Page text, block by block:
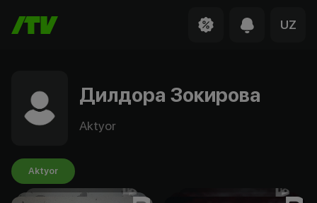
UZ
Дилдора Зокирова
Aktyor
Aktyor